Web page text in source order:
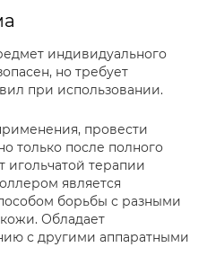
индивидуального
но требует
при использовании.
провести
только после полного
игольчатой терапии
является
борьбы с разными
Обладает
с другими аппаратными